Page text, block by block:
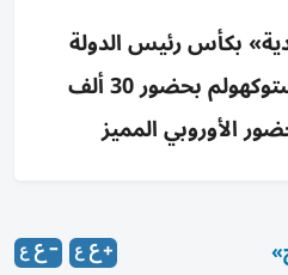
بكأس رئيس الدولة
للخيول العربية في ستوكهولم بحضور 30 ألف
الأوروبي المميز